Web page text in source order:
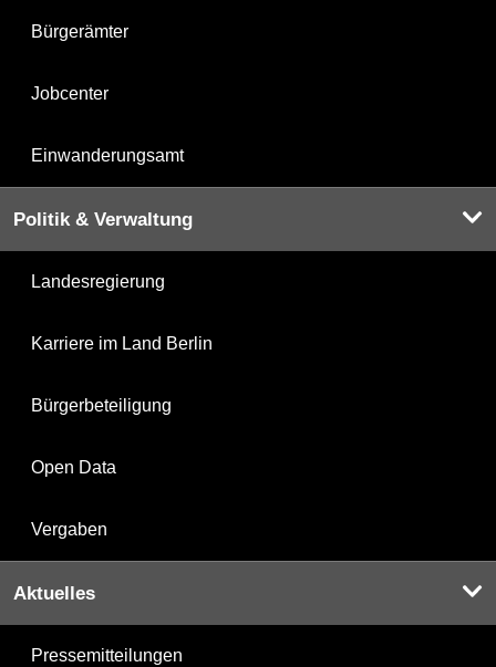
Bürgerämter
Jobcenter
Einwanderungsamt
Politik & Verwaltung
Landesregierung
Karriere im Land Berlin
Bürgerbeteiligung
Open Data
Vergaben
Aktuelles
Pressemitteilungen